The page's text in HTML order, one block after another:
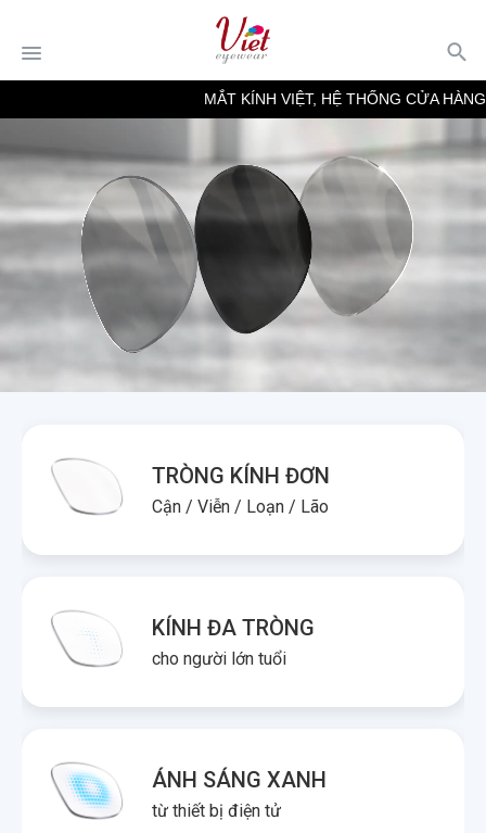
MẮT KÍNH VIỆT, HỆ THỐNG CỬA HÀNG
TRÒNG KÍNH ĐƠN
Cận / Viễn / Loạn / Lão
KÍNH ĐA TRÒNG
cho người lớn tuổi
ÁNH SÁNG XANH
từ thiết bị điện tử